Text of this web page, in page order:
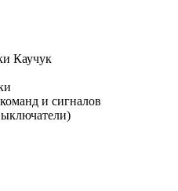
Каучук
и сигналов